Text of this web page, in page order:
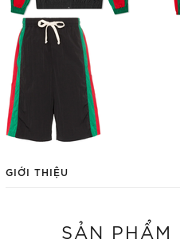
GIỚI THIỆU
SẢN PHẨM